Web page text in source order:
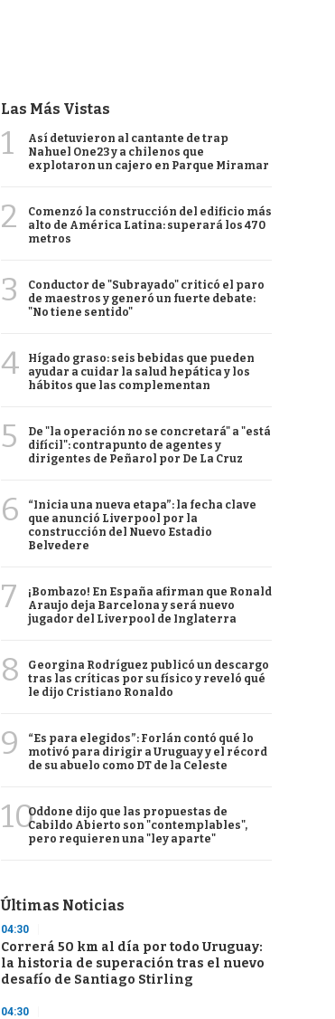
Las Más Vistas
1
Así detuvieron al cantante de trap
Nahuel One23 y a chilenos que
explotaron un cajero en Parque Miramar
2
Comenzó la construcción del edificio más
alto de América Latina: superará los 470
metros
3
Conductor de "Subrayado" criticó el paro
de maestros y generó un fuerte debate:
"No tiene sentido"
4
Hígado graso: seis bebidas que pueden
ayudar a cuidar la salud hepática y los
hábitos que las complementan
5
De "la operación no se concretará" a "está
difícil": contrapunto de agentes y
dirigentes de Peñarol por De La Cruz
6
“Inicia una nueva etapa”: la fecha clave
que anunció Liverpool por la
construcción del Nuevo Estadio
Belvedere
7
¡Bombazo! En España afirman que Ronald
Araujo deja Barcelona y será nuevo
jugador del Liverpool de Inglaterra
8
Georgina Rodríguez publicó un descargo
tras las críticas por su físico y reveló qué
le dijo Cristiano Ronaldo
9
“Es para elegidos”: Forlán contó qué lo
motivó para dirigir a Uruguay y el récord
de su abuelo como DT de la Celeste
10Oddone dijo que las propuestas de
Cabildo Abierto son "contemplables",
pero requieren una "ley aparte"
Últimas Noticias
04:30
Correrá 50 km al día por todo Uruguay:
la historia de superación tras el nuevo
desafío de Santiago Stirling
04:30